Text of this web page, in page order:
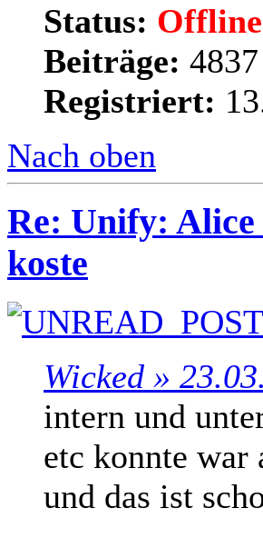
Status: Offline
Beiträge: 4837
Registriert:
Nach oben
Re: Unify:
koste
Wicked »
intern und
etc konnte war
und das ist